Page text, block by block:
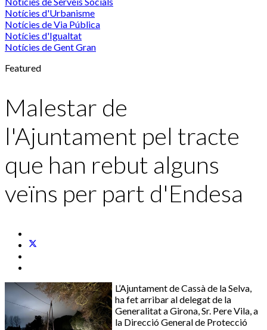
Notícies d'Urbanisme
Notícies de Via Pública
Notícies d'Igualtat
Notícies de Gent Gran
Featured
Malestar de
l'Ajuntament pel tracte
que han rebut alguns
veïns per part d'Endesa
L’Ajuntament de Cassà de la Selva,
ha fet arribar al delegat de la
Generalitat a Girona, Sr. Pere Vila, a
la Direcció General de Protecció